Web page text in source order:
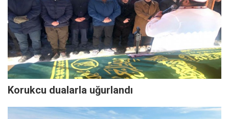
Korukcu dualarla uğurlandı